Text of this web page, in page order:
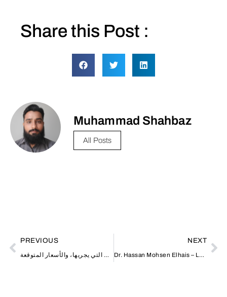
Share this Post :
Muhammad Shahbaz
All Posts
PREVIOUS
دكتور العيون: دوره، تخصصاته الدقيقة، العمليات التي يجريها، والأسعار المتوقعة
NEXT
Dr. Hassan Mohsen Elhais – Leading Legal Consultant for Divorce Law in the UAE